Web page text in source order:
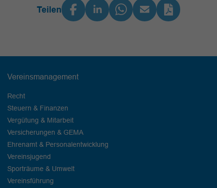
Teilen
Vereinsmanagement
Recht
Steuern & Finanzen
Vergütung & Mitarbeit
Versicherungen & GEMA
Ehrenamt & Personalentwicklung
Vereinsjugend
Sporträume & Umwelt
Vereinsführung